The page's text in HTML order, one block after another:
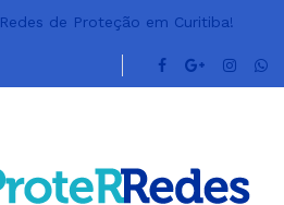
de Proteção em Curitiba!